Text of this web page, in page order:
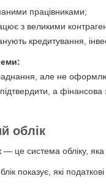
працівниками;
з великими
кредитування,
але не
а фінансова
облік
— це система обліку, яка
показує, які